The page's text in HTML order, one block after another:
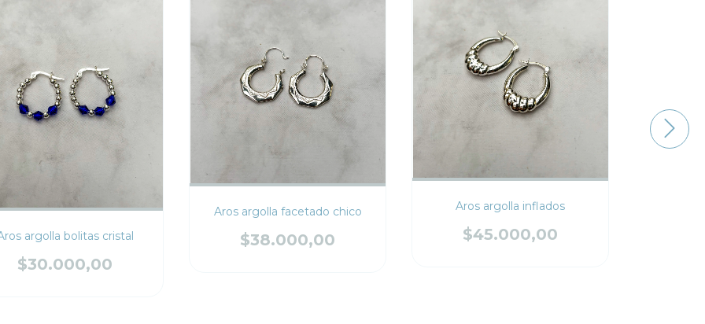
argolla bolitas cristal
$30.000,00
Aros argolla facetado chico
$38.000,00
Aros argolla inflados
$45.000,00